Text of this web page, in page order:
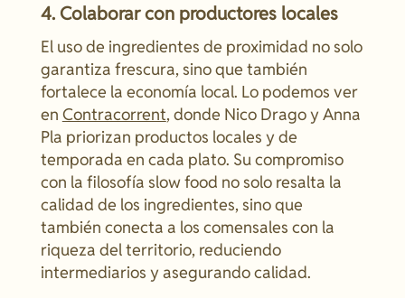
4. Colaborar con productores locales
El uso de ingredientes de proximidad no solo
garantiza frescura, sino que también
fortalece la economía local. Lo podemos ver
en Contracorrent, donde Nico Drago y Anna
Pla priorizan productos locales y de
temporada en cada plato. Su compromiso
con la filosofía slow food no solo resalta la
calidad de los ingredientes, sino que
también conecta a los comensales con la
riqueza del territorio, reduciendo
intermediarios y asegurando calidad.